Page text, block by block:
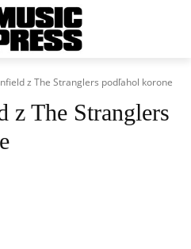
z The Stranglers podľahol korone
z The Stranglers